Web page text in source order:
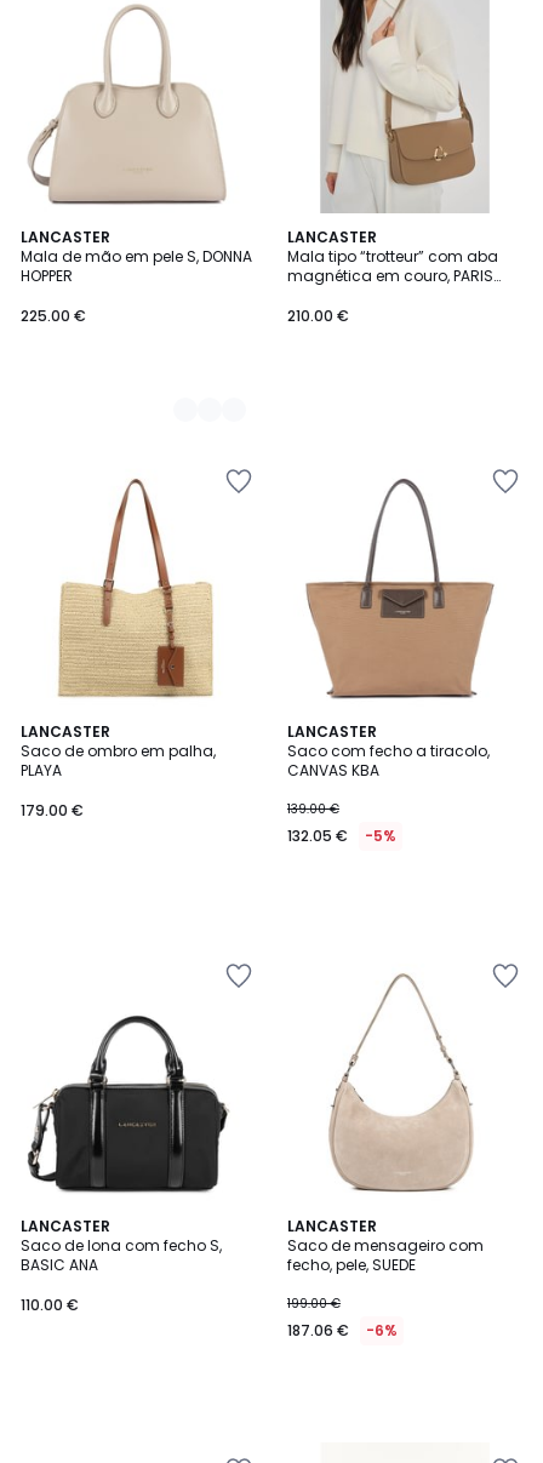
LANCASTER
Mala de mão em pele S, DONNA
HOPPER
225.00 €
2
Cores
LANCASTER
Mala tipo “trotteur” com aba
magnética em couro, PARIS
210.00 €
LANCASTER
Saco de ombro em palha,
PLAYA
179.00 €
LANCASTER
Saco com fecho a tiracolo,
CANVAS KBA
139.00 €
132.05 € -5%
LANCASTER
Saco de lona com fecho S,
BASIC ANA
110.00 €
LANCASTER
Saco de mensageiro com
fecho, pele, SUEDE
199.00 €
187.06 € -6%